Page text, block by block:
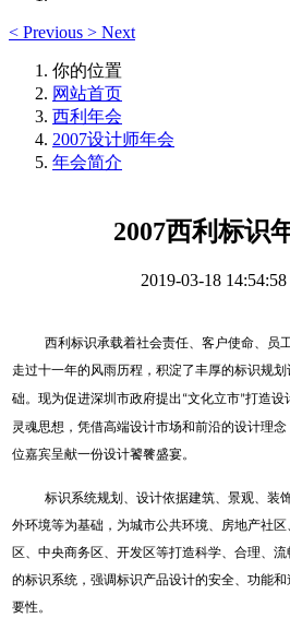
< Previous > Next
你的位置
网站首页
西利年会
2007设计师年会
年会简介
2007西利标识
2019-03-18 14:54:58
西利标识承载着社会责任、客户使命、员
走过十一年的风雨历程，积淀了丰厚的标识规划
础。现为促进深圳市政府提出“文化立市”打造设
灵魂思想，凭借高端设计市场和前沿的设计理念
位嘉宾呈献一份设计饕餮盛宴。
标识系统规划、设计依据建筑、景观、装
外环境等为基础，为城市公共环境、房地产社区
区、中央商务区、开发区等打造科学、合理、流
的标识系统，强调标识产品设计的安全、功能和
要性。